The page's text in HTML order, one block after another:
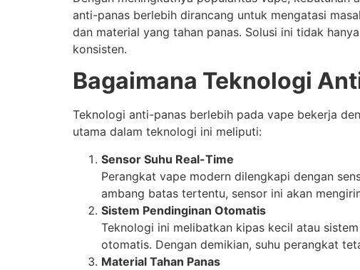
anti-panas berlebih dirancang untuk mengatasi
dan material yang tahan panas. Solusi ini tidak
konsisten.
Bagaimana Teknologi
Teknologi anti-panas berlebih pada vape bekerja
utama dalam teknologi ini meliputi:
Sensor Suhu Real-Time
Perangkat vape modern dilengkapi dengan
ambang batas tertentu, sensor ini akan
Sistem Pendinginan Otomatis
Teknologi ini melibatkan kipas kecil atau
otomatis. Dengan demikian, suhu perangkat
Material Tahan Panas